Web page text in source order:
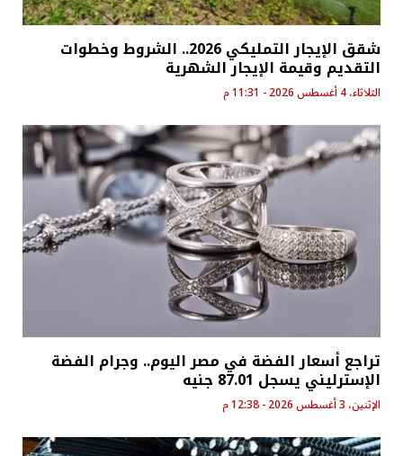
شقق الإيجار التمليكي 2026.. الشروط وخطوات
التقديم وقيمة الإيجار الشهرية
الثلاثاء، 4 أغسطس 2026 - 11:31 م
تراجع أسعار الفضة في مصر اليوم.. وجرام الفضة
الإسترليني يسجل 87.01 جنيه
الإثنين، 3 أغسطس 2026 - 12:38 م